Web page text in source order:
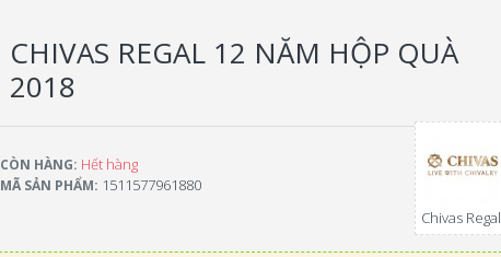
CHIVAS REGAL 12 NĂM HỘP QUÀ
2018
CÒN HÀNG: Hết hàng
MÃ SẢN PHẨM: 1511577961880
Chivas Regal